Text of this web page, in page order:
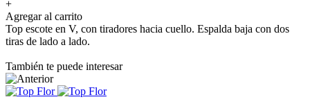
+
Agregar al carrito
Top escote en V, con tiradores hacia cuello. Espalda baja con dos
tiras de lado a lado.
También te puede interesar